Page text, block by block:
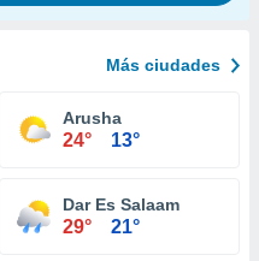
Más ciudades
del Kilimanjaro
Arusha
24° 13°
Dar Es Salaam
29° 21°